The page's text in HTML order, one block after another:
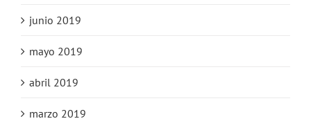
junio 2019
mayo 2019
abril 2019
marzo 2019